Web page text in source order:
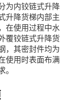
为内铰链式升降
升降货梯内部主
在使用过程中水
覆铰链式升降货
，其密封件均为
使用时表面布满